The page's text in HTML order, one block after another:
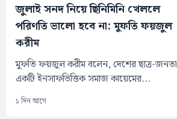
জুলাই সনদ নিয়ে ছিনিমিনি খেললে
পরিণতি ভালো হবে না: মুফতি ফয়জুল
করীম
মুফতি ফয়জুল করীম বলেন, দেশের ছাত্র-জনতা
একটি ইনসাফভিত্তিক সমাজ কায়েমের...
১ দিন আগে